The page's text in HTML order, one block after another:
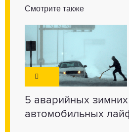
Смотрите также
5 аварийных зимних
автомобильных